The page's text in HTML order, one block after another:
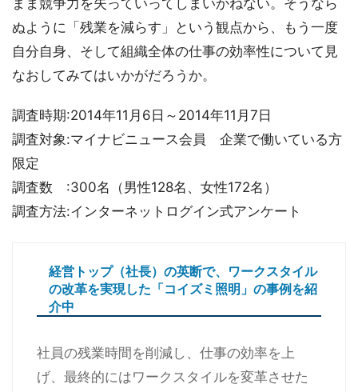
まま競争力を失っていってしまいかねない。そうなら
ぬように「残業を減らす」という観点から、もう一度
自分自身、そして組織全体の仕事の効率性について見
なおしてみてはいかがだろうか。
調査時期:2014年11月6日～2014年11月7日
調査対象:マイナビニュース会員 企業で働いている方
限定
調査数 :300名（男性128名、女性172名）
調査方法:インターネットログイン式アンケート
経営トップ（社長）の英断で、ワークスタイル
の改革を実現した「コイズミ照明」の事例を紹
介中
社員の残業時間を削減し、仕事の効率を上
げ、最終的にはワークスタイルを変革させた